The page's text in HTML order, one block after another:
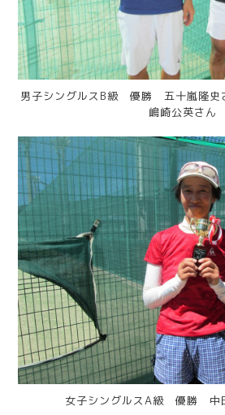
男子シングルスB級 優勝 五十嵐隆
嶋崎公英さん
女子シングルスA級 優勝 中